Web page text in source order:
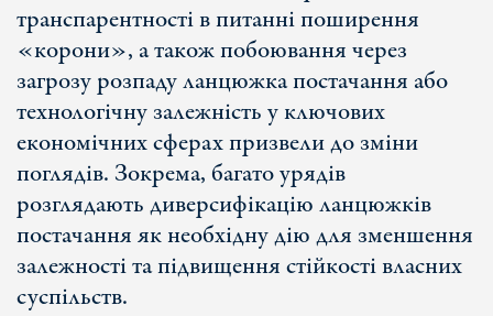
транспарентності в питанні поширення
«корони», а також побоювання через
загрозу розпаду ланцюжка постачання або
технологічну залежність у ключових
економічних сферах призвели до зміни
поглядів. Зокрема, багато урядів
розглядають диверсифікацію ланцюжків
постачання як необхідну дію для зменшення
залежності та підвищення стійкості власних
суспільств.